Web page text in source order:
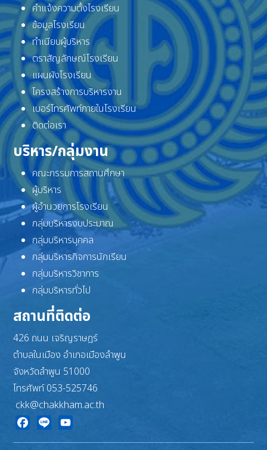
คำแจ้งความตั้งโรงเรียน
ข้อมูลโรงเรียน
ทำเนียบผู้บริหาร
ตราสัญลักษณ์โรงเรียน
แผนผังโรงเรียน
โครงสร้างการบริหารงาน
เบอร์โทรศัพท์ภายในโรงเรียน
ติดต่อเรา
บริหาร/กลุ่มงาน
คณะกรรมการสถานศึกษา
ผู้บริหาร
ผู้อำนวยการโรงเรียน
กลุ่มบริหารงบประมาณ
กลุ่มบริหารบุคคล
กลุ่มบริหารกิจการนักเรียน
กลุ่มบริหารวิชาการ
กลุ่มบริหารทั่วไป
สถานที่ติดต่อ
426 ถนน เจริญราษฎร์
ตำบลในเมือง อำเภอเมืองลำพูน
จังหวัดลำพูน 51000
โทรศัพท์ 053-525746
ckk@chakkham.ac.th